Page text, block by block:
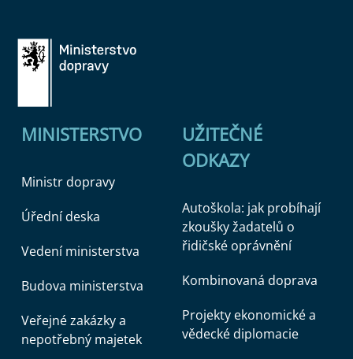
MINISTERSTVO
Ministr dopravy
Úřední deska
Vedení ministerstva
Budova ministerstva
Veřejné zakázky a
nepotřebný majetek
UŽITEČNÉ
ODKAZY
Autoškola: jak probíhají
zkoušky žadatelů o
řidičské oprávnění
Kombinovaná doprava
Projekty ekonomické a
vědecké diplomacie